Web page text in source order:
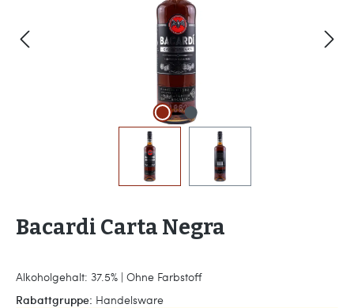
Bacardi Carta Negra
Alkoholgehalt: 37.5% | Ohne Farbstoff
Rabattgruppe: Handelsware